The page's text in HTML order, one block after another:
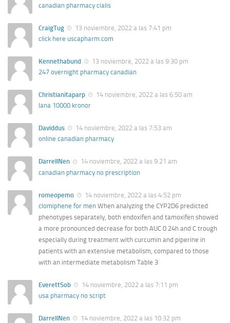
canadian pharmacy cialis
CraigTug
13 noviembre, 2022 a las 7:41 pm
click here uscapharm.com
Kennethabund
13 noviembre, 2022 a las 9:30 pm
247 overnight pharmacy canadian
Christianitaparp
14 noviembre, 2022 a las 6:50 am
lana 10000 kronor
Daviddus
14 noviembre, 2022 a las 7:53 am
online canadian pharmacy
DarrellNen
14 noviembre, 2022 a las 9:21 am
canadian pharmacy no prescription
romeopemo
14 noviembre, 2022 a las 4:52 pm
clomiphene for men When analyzing the CYP2D6 predicted
phenotypes separately, both endoxifen and tamoxifen showed
a more pronounced decrease for both AUC 0 24h and C trough
especially during treatment with curcumin and piperine in
patients with an extensive metabolism, compared to those
with an intermediate metabolism Table 3
EverettSob
14 noviembre, 2022 a las 7:11 pm
usa pharmacy no script
DarrellNen
14 noviembre, 2022 a las 10:32 pm